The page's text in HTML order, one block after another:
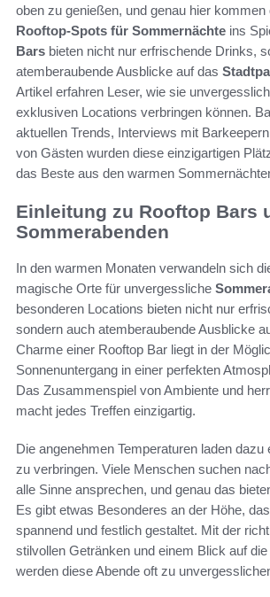
oben zu genießen, und genau hier kommen
Rooftop-Spots für Sommernächte ins
Bars bieten nicht nur erfrischende Drinks,
atemberaubende Ausblicke auf das
Artikel erfahren Leser, wie sie
exklusiven Locations verbringen können.
aktuellen Trends, Interviews mit
von Gästen wurden diese einzigartigen
das Beste aus den warmen
Einleitung zu Rooftop Bars
Sommerabenden
In den warmen Monaten verwandeln sich
magische Orte für unvergessliche
besonderen Locations bieten nicht nur
sondern auch atemberaubende Ausblicke
Charme einer Rooftop Bar liegt in der
Sonnenuntergang in einer perfekten
Das Zusammenspiel von Ambiente und
macht jedes Treffen einzigartig.
Die angenehmen Temperaturen laden dazu
zu verbringen. Viele Menschen suchen
alle Sinne ansprechen, und genau das
Es gibt etwas Besonderes an der Höhe,
spannend und festlich gestaltet. Mit der
stilvollen Getränken und einem Blick auf
werden diese Abende oft zu